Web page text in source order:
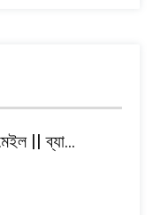
|| ব্যা…